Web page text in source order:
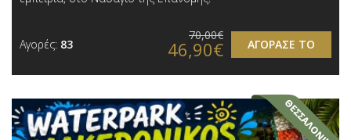
Αγορές: 83 ΑΓΟΡΑΣΕ ΤΟ
70,00€
46,90€